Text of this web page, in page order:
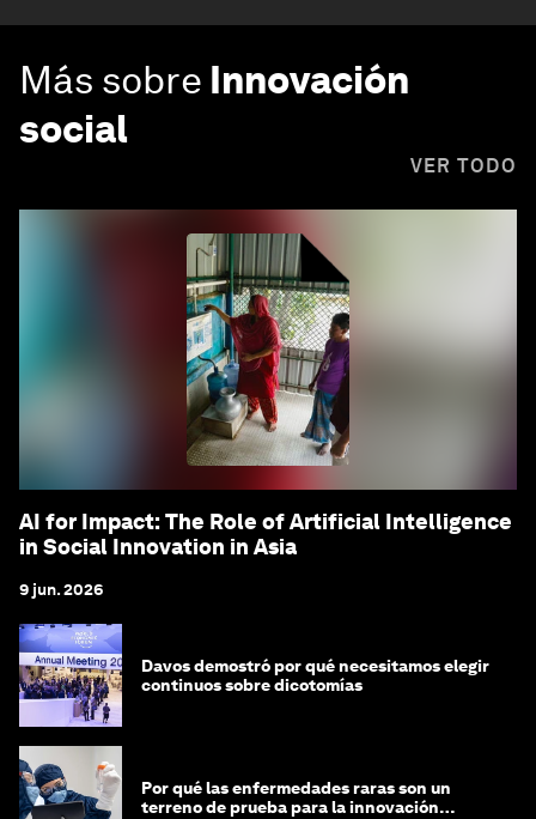
Más sobre Innovación
social
VER TODO
AI for Impact: The Role of Artificial Intelligence
in Social Innovation in Asia
9 jun. 2026
Davos demostró por qué necesitamos elegir
continuos sobre dicotomías
Por qué las enfermedades raras son un
terreno de prueba para la innovación